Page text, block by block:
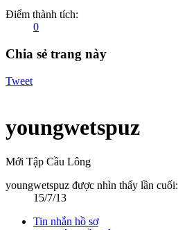
Điểm thành tích:
0
Chia sẻ trang này
Tweet
youngwetspuz
Mới Tập Cầu Lông
youngwetspuz được nhìn thấy lần cuối:
15/7/13
Tin nhắn hồ sơ